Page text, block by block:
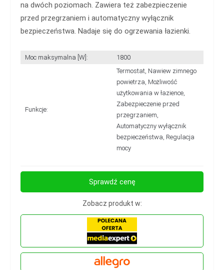
na dwóch poziomach. Zawiera też zabezpieczenie
przed przegrzaniem i automatyczny wyłącznik
bezpieczeństwa. Nadaje się do ogrzewania łazienki.
Moc maksymalna [W]: 1800
Funkcje:
Termostat, Nawiew zimnego
powietrza, Możliwość
użytkowania w łazience,
Zabezpieczenie przed
przegrzaniem,
Automatyczny wyłącznik
bezpieczeństwa, Regulacja
mocy
Sprawdź cenę
Zobacz produkt w: